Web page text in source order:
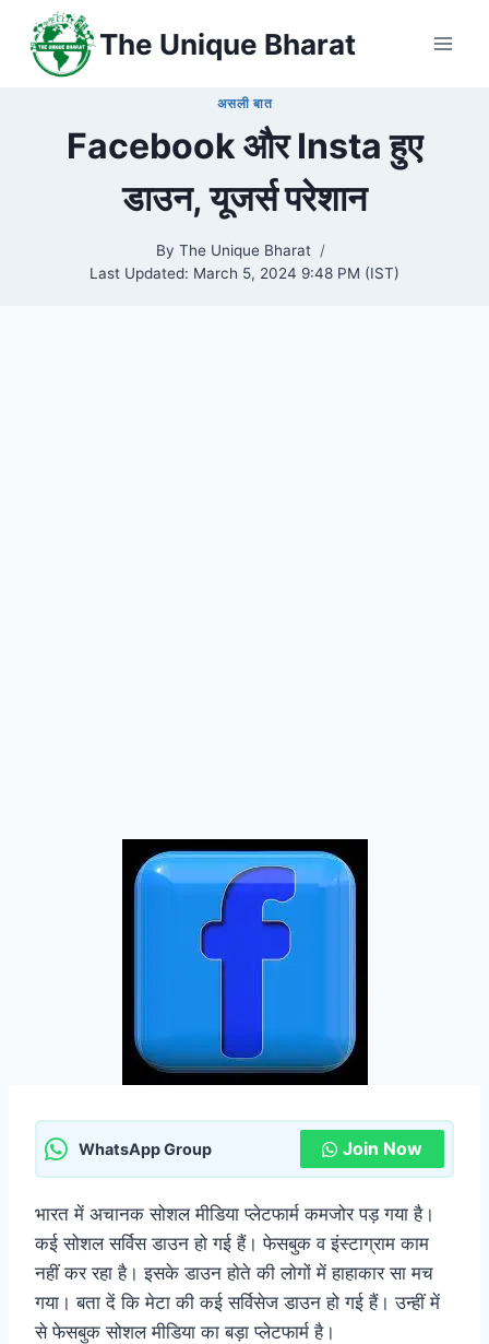
content
The Unique Bharat
असली बात
Facebook और Insta हुए
डाउन, यूजर्स परेशान
By The Unique Bharat
Last Updated: March 5, 2024 9:48 PM (IST)
WhatsApp Group Join Now
भारत में अचानक सोशल मीडिया प्लेटफार्म कमजोर पड़ गया है।
कई सोशल सर्विस डाउन हो गई हैं। फेसबुक व इंस्टाग्राम काम
नहीं कर रहा है। इसके डाउन होते की लोगों में हाहाकार सा मच
गया। बता दें कि मेटा की कई सर्विसेज डाउन हो गई हैं। उन्हीं में
से फेसबुक सोशल मीडिया का बड़ा प्लेटफार्म है।